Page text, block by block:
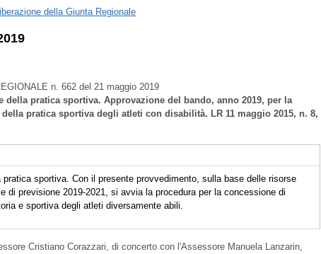
della Giunta Regionale
n. 662 del 21 maggio 2019
pratica sportiva. Approvazione del bando, anno 2019, per la
pratica sportiva degli atleti con disabilità. LR 11 maggio 2015, n. 8,
pratica sportiva. Con il presente provvedimento, sulla base delle risorse
di previsione 2019-2021, si avvia la procedura per la concessione di
e sportiva degli atleti diversamente abili.
Cristiano Corazzari, di concerto con l'Assessore Manuela Lanzarin,